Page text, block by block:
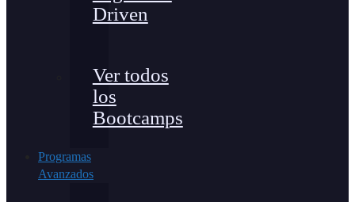
Driven
Ver todos
los
Bootcamps
Programas
Avanzados